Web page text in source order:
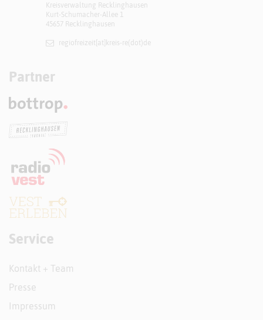
Kreisverwaltung Recklinghausen
Kurt-Schumacher-Allee 1
45657 Recklinghausen
regiofreizeit[at]​kreis-re(dot)de
Partner
Service
Kontakt + Team
Presse
Impressum